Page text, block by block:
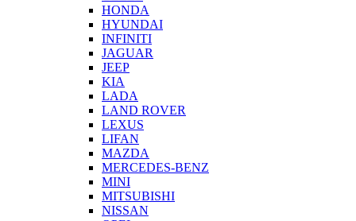
HONDA
HYUNDAI
INFINITI
JAGUAR
JEEP
KIA
LADA
LAND ROVER
LEXUS
LIFAN
MAZDA
MERCEDES-BENZ
MINI
MITSUBISHI
NISSAN